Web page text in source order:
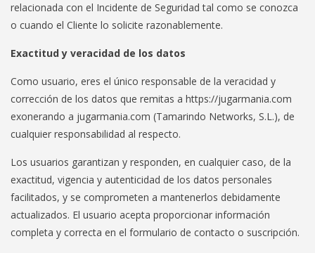
relacionada con el Incidente de Seguridad tal como se conozca
o cuando el Cliente lo solicite razonablemente.
Exactitud y veracidad de los datos
Como usuario, eres el único responsable de la veracidad y
corrección de los datos que remitas a https://jugarmania.com
exonerando a jugarmania.com (Tamarindo Networks, S.L.), de
cualquier responsabilidad al respecto.
Los usuarios garantizan y responden, en cualquier caso, de la
exactitud, vigencia y autenticidad de los datos personales
facilitados, y se comprometen a mantenerlos debidamente
actualizados. El usuario acepta proporcionar información
completa y correcta en el formulario de contacto o suscripción.